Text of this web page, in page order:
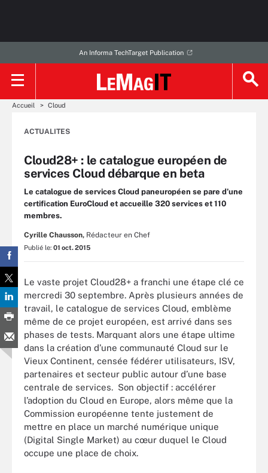
An Informa TechTarget Publication
Accueil Cloud
ACTUALITES
Cloud28+ : le catalogue européen de
services Cloud débarque en beta
Le catalogue de services Cloud paneuropéen se pare d’une
certification EuroCloud et accueille 320 services et 110
membres.
Cyrille Chausson, Rédacteur en Chef
Publié le: 01 oct. 2015
Le vaste projet Cloud28+ a franchi une étape clé ce
mercredi 30 septembre. Après plusieurs années de
travail, le catalogue de services Cloud, emblème
même de ce projet européen, est arrivé dans ses
phases de tests. Marquant alors une étape ultime
dans la création d’une communauté Cloud sur le
Vieux Continent, censée fédérer utilisateurs, ISV,
partenaires et secteur public autour d’une base
centrale de services. Son objectif : accélérer
l’adoption du Cloud en Europe, alors même que la
Commission européenne tente justement de
mettre en place un marché numérique unique
(Digital Single Market) au cœur duquel le Cloud
occupe une place de choix.